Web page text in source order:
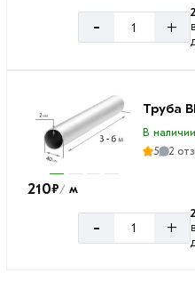
- +
Труба
В наличии
5
2
210₽/ м
- +